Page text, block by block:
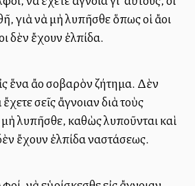
γιὰ νὰ μὴ λυπῆσθε ὅπως οἱ ἄλλοι
δὲν ἔχουν ἐλπίδα.
ἕνα ἄλλο σοβαρὸν ζήτημα. Δὲν
σεῖς ἄγνοιαν διὰ τοὺς
μὴ λυπῆσθε, καθὼς λυποῦνται καὶ
ἔχουν ἐλπίδα ἀναστάσεως.